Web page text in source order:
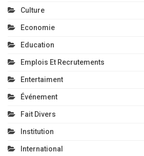
Culture
Economie
Education
Emplois Et Recrutements
Entertaiment
Événement
Fait Divers
Institution
International